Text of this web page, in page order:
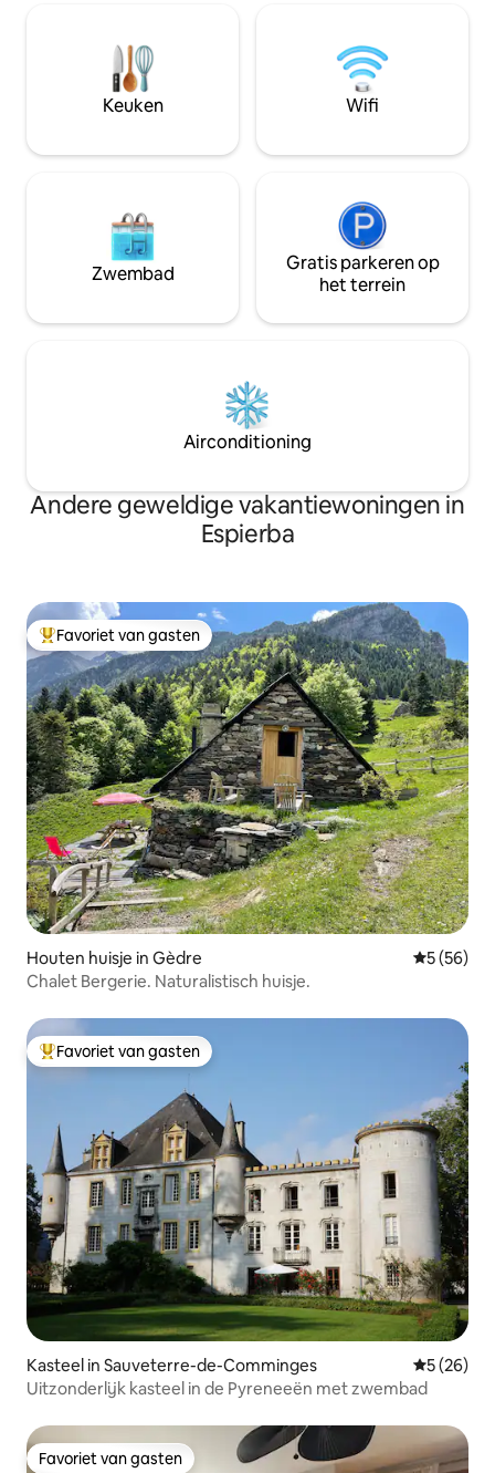
Park Ordesa en Monte Perdido in slechts
75 minuten, of ga naar de
indrukwekkende Añisclo Canyon in 45
smaakpapillen
nest voor slechts
plek is niet veilig
geen huisdieren
Keuken Wifi
Zwembad
Gratis parkeren op
het terrein
Airconditioning
Andere geweldige vakantiewoningen in
Espierba
Topfavoriet van gasten
Favoriet van gasten
Houten huisje in Gèdre
5 (56)
Chalet Bergerie. Naturalistisch huisje.
Topfavoriet van gasten
Favoriet van gasten
Kasteel in Sauveterre-de-Comminges
5 (26)
Uitzonderlijk kasteel in de Pyreneeën met zwembad
Favoriet van gasten
Favoriet van gasten